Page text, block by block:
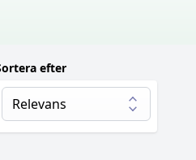
efter